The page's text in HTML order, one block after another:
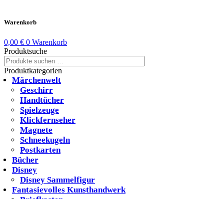
Warenkorb
0,00 € 0 Warenkorb
Produktsuche
Suchen
nach:
Produktkategorien
Märchenwelt
Geschirr
Handtücher
Spielzeuge
Klickfernseher
Magnete
Schneekugeln
Postkarten
Bücher
Disney
Disney Sammelfigur
Fantasievolles Kunsthandwerk